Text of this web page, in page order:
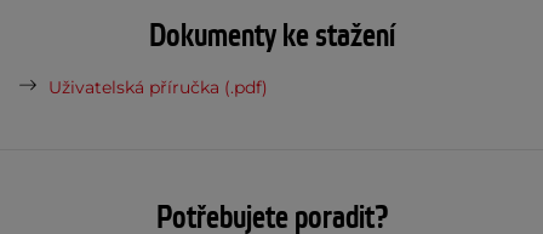
Dokumenty ke stažení
Uživatelská příručka (.pdf)
Potřebujete poradit?